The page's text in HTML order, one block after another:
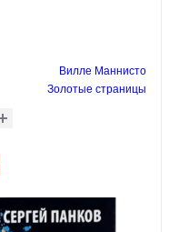
Вилле Маннисто
Золотые страницы